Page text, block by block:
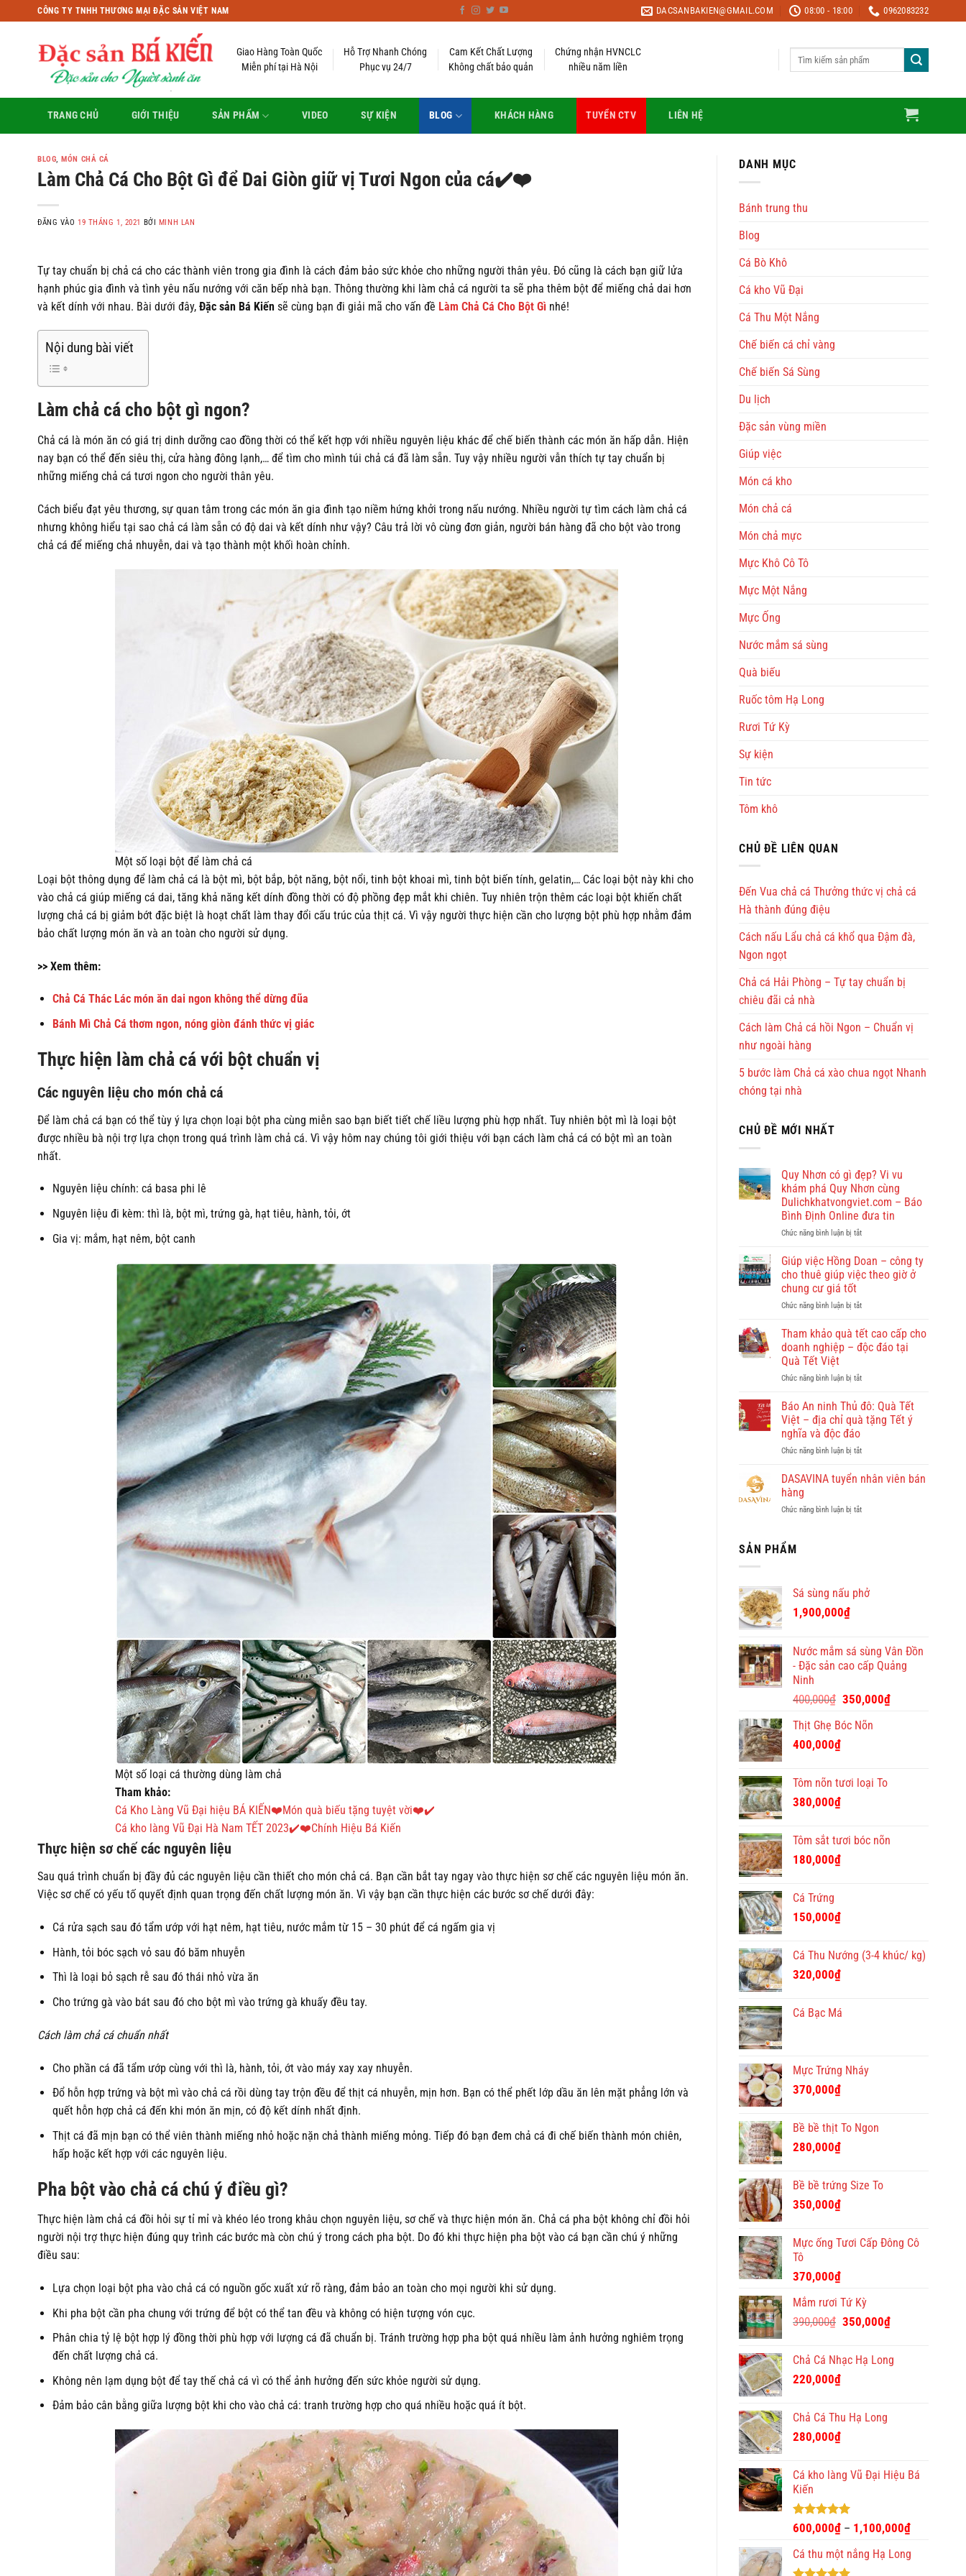
qua
CÔNG TY TNHH THƯƠNG MẠI ĐẶC SẢN VIỆT NAM DACSANBAKIEN@GMAIL.COM 08:00 - 18:00 0962083232
Giao Hàng Toàn Quốc
Miễn phí tại Hà Nội
Hỗ Trợ Nhanh Chóng
Phục vụ 24/7
Cam Kết Chất Lượng
Không chất bảo quản
Chứng nhận HVNCLC
nhiều năm liền
TRANG CHỦ GIỚI THIỆU SẢN PHẨM VIDEO SỰ KIỆN BLOG KHÁCH HÀNG TUYỂN CTV LIÊN HỆ
BLOG,MÓN CHẢ CÁ
Làm Chả Cá Cho Bột Gì để Dai Giòn giữ vị Tươi Ngon của cá✔️❤️
ĐĂNG VÀO19 THÁNG 1, 2021 BỞI MINH LAN
Tự tay chuẩn bị chả cá cho các thành viên trong gia đình là cách đảm bảo sức khỏe cho những người thân yêu. Đó cũng là cách bạn giữ lửa
hạnh phúc gia đình và tình yêu nấu nướng với căn bếp nhà bạn. Thông thường khi làm chả cá người ta sẽ pha thêm bột để miếng chả dai hơn
và kết dính với nhau. Bài dưới đây, Đặc sản Bá Kiến sẽ cùng bạn đi giải mã cho vấn đề Làm Chả Cá Cho Bột Gì nhé!
Nội dung bài viết
Làm chả cá cho bột gì ngon?
Chả cá là món ăn có giá trị dinh dưỡng cao đồng thời có thể kết hợp với nhiều nguyên liệu khác để chế biến thành các món ăn hấp dẫn. Hiện
nay bạn có thể đến siêu thị, cửa hàng đông lạnh,… để tìm cho mình túi chả cá đã làm sẵn. Tuy vậy nhiều người vẫn thích tự tay chuẩn bị
những miếng chả cá tươi ngon cho người thân yêu.
Cách biểu đạt yêu thương, sự quan tâm trong các món ăn gia đình tạo niềm hứng khởi trong nấu nướng. Nhiều người tự tìm cách làm chả cá
nhưng không hiểu tại sao chả cá làm sẵn có độ dai và kết dính như vậy? Câu trả lời vô cùng đơn giản, người bán hàng đã cho bột vào trong
chả cá để miếng chả nhuyễn, dai và tạo thành một khối hoàn chỉnh.
Một số loại bột để làm chả cá
Loại bột thông dụng để làm chả cá là bột mì, bột bắp, bột năng, bột nổi, tinh bột khoai mì, tinh bột biến tính, gelatin,… Các loại bột này khi cho
vào chả cá giúp miếng cá dai, tăng khả năng kết dính đồng thời có độ phồng đẹp mắt khi chiên. Tuy nhiên trộn thêm các loại bột khiến chất
lượng chả cá bị giảm bớt đặc biệt là hoạt chất làm thay đổi cấu trúc của thịt cá. Vì vậy người thực hiện cần cho lượng bột phù hợp nhằm đảm
bảo chất lượng món ăn và an toàn cho người sử dụng.
>> Xem thêm:
Chả Cá Thác Lác món ăn dai ngon không thể dừng đũa
Bánh Mì Chả Cá thơm ngon, nóng giòn đánh thức vị giác
Thực hiện làm chả cá với bột chuẩn vị
Các nguyên liệu cho món chả cá
Để làm chả cá bạn có thể tùy ý lựa chọn loại bột pha cùng miễn sao bạn biết tiết chế liều lượng phù hợp nhất. Tuy nhiên bột mì là loại bột
được nhiều bà nội trợ lựa chọn trong quá trình làm chả cá. Vì vậy hôm nay chúng tôi giới thiệu với bạn cách làm chả cá có bột mì an toàn
nhất.
Nguyên liệu chính: cá basa phi lê
Nguyên liệu đi kèm: thì là, bột mì, trứng gà, hạt tiêu, hành, tỏi, ớt
Gia vị: mắm, hạt nêm, bột canh
Một số loại cá thường dùng làm chả
Tham khảo:
Cá Kho Làng Vũ Đại hiệu BÁ KIẾN❤️Món quà biếu tặng tuyệt vời❤️✔️
Cá kho làng Vũ Đại Hà Nam TẾT 2023✔️❤️Chính Hiệu Bá Kiến
Thực hiện sơ chế các nguyên liệu
Sau quá trình chuẩn bị đầy đủ các nguyên liệu cần thiết cho món chả cá. Bạn cần bắt tay ngay vào thực hiện sơ chế các nguyên liệu món ăn.
Việc sơ chế có yếu tố quyết định quan trọng đến chất lượng món ăn. Vì vậy bạn cần thực hiện các bước sơ chế dưới đây:
Cá rửa sạch sau đó tẩm ướp với hạt nêm, hạt tiêu, nước mắm từ 15 – 30 phút để cá ngấm gia vị
Hành, tỏi bóc sạch vỏ sau đó băm nhuyễn
Thì là loại bỏ sạch rễ sau đó thái nhỏ vừa ăn
Cho trứng gà vào bát sau đó cho bột mì vào trứng gà khuấy đều tay.
Cách làm chả cá chuẩn nhất
Cho phần cá đã tẩm ướp cùng với thì là, hành, tỏi, ớt vào máy xay xay nhuyễn.
Đổ hỗn hợp trứng và bột mì vào chả cá rồi dùng tay trộn đều để thịt cá nhuyễn, mịn hơn. Bạn có thể phết lớp dầu ăn lên mặt phẳng lớn và
quết hỗn hợp chả cá đến khi món ăn mịn, có độ kết dính nhất định.
Thịt cá đã mịn bạn có thể viên thành miếng nhỏ hoặc nặn chả thành miếng mỏng. Tiếp đó bạn đem chả cá đi chế biến thành món chiên,
hấp hoặc kết hợp với các nguyên liệu.
Pha bột vào chả cá chú ý điều gì?
Thực hiện làm chả cá đồi hỏi sự tỉ mỉ và khéo léo trong khâu chọn nguyên liệu, sơ chế và thực hiện món ăn. Chả cá pha bột không chỉ đồi hỏi
người nội trợ thực hiện đúng quy trình các bước mà còn chú ý trong cách pha bột. Do đó khi thực hiện pha bột vào cá bạn cần chú ý những
điều sau:
Lựa chọn loại bột pha vào chả cá có nguồn gốc xuất xứ rõ ràng, đảm bảo an toàn cho mọi người khi sử dụng.
Khi pha bột cần pha chung với trứng để bột có thể tan đều và không có hiện tượng vón cục.
Phân chia tỷ lệ bột hợp lý đồng thời phù hợp với lượng cá đã chuẩn bị. Tránh trường hợp pha bột quá nhiều làm ảnh hưởng nghiêm trọng
đến chất lượng chả cá.
Không nên lạm dụng bột để tay thế chả cá vì có thể ảnh hưởng đến sức khỏe người sử dụng.
Đảm bảo cân bằng giữa lượng bột khi cho vào chả cá: tranh trường hợp cho quá nhiều hoặc quá ít bột.
DANH MỤC
Bánh trung thu
Blog
Cá Bò Khô
Cá kho Vũ Đại
Cá Thu Một Nắng
Chế biến cá chỉ vàng
Chế biến Sá Sùng
Du lịch
Đặc sản vùng miền
Giúp việc
Món cá kho
Món chả cá
Món chả mực
Mực Khô Cô Tô
Mực Một Nắng
Mực Ống
Nước mắm sá sùng
Quà biếu
Ruốc tôm Hạ Long
Rươi Tứ Kỳ
Sự kiện
Tin tức
Tôm khô
CHỦ ĐỀ LIÊN QUAN
Đến Vua chả cá Thưởng thức vị chả cá
Hà thành đúng điệu
Cách nấu Lẩu chả cá khổ qua Đậm đà,
Ngon ngọt
Chả cá Hải Phòng – Tự tay chuẩn bị
chiêu đãi cả nhà
Cách làm Chả cá hồi Ngon – Chuẩn vị
như ngoài hàng
5 bước làm Chả cá xào chua ngọt Nhanh
chóng tại nhà
CHỦ ĐỀ MỚI NHẤT
Quy Nhơn có gì đẹp? Vi vu
khám phá Quy Nhơn cùng
Dulichkhatvongviet.com – Báo
Bình Định Online đưa tin
Chức năng bình luận bị tắtở
Nhơn
gì
Vi
khám
phá
Quy
cùng
–
Báo
Bình
Online
tin
Giúp việc Hồng Doan – công ty
cho thuê giúp việc theo giờ ở
chung cư giá tốt
Chức năng bình luận bị tắtở
việc
Hồng
Doan
công
cho
thuê
giúp
theo
ở
giá
Tham khảo quà tết cao cấp cho
doanh nghiệp – độc đáo tại
Quà Tết Việt
Chức năng bình luận bị tắtở
khảo
quà
tết
cấp
doanh
độc
Báo An ninh Thủ đô: Quà Tết
Việt – địa chỉ quà tặng Tết ý
nghĩa và độc đáo
Chức năng bình luận bị tắtở
An
đô:
quà
nghĩa
và
độc
DASAVINA tuyển nhân viên bán
hàng
Chức năng bình luận bị tắtở
SẢN PHẨM
Sá sùng nấu phở
1,900,000₫
Nước mắm sá sùng Vân Đồn
- Đặc sản cao cấp Quảng
Ninh
400,000₫ Giá
là:
350,000₫Giá
Thịt Ghẹ Bóc Nõn
400,000₫
Tôm nõn tươi loại To
380,000₫
Tôm sắt tươi bóc nõn
180,000₫
Cá Trứng
150,000₫
Cá Thu Nướng (3-4 khúc/ kg)
320,000₫
Cá Bạc Má
Mực Trứng Nháy
370,000₫
Bề bề thịt To Ngon
280,000₫
Bề bề trứng Size To
350,000₫
Mực ống Tươi Cấp Đông Cô
Tô
370,000₫
Mắm rươi Tứ Kỳ
390,000₫ Giá
390,000₫.
350,000₫Giá
là:
Chả Cá Nhạc Hạ Long
220,000₫
Chả Cá Thu Hạ Long
280,000₫
Cá kho làng Vũ Đại Hiệu Bá
Kiến
Được xếp
hạng
4.93
5 sao
600,000₫ – 1,100,000₫
Cá thu một nắng Hạ Long